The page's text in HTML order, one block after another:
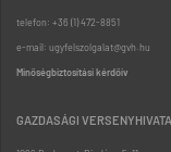
telefon: +36 (1) 472-8851
e-mail: ugyfelszolgalat@gvh.hu
Minőségbiztosítási kérdőív
GAZDASÁGI